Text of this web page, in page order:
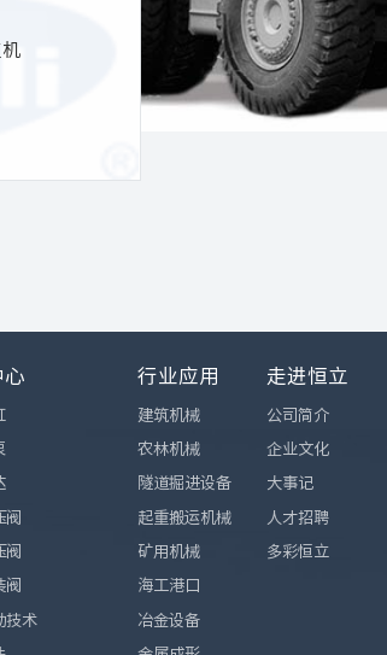
心
阀
阀
阀
技术
行业应用
建筑机械
农林机械
隧道掘进设备
起重搬运机械
矿用机械
海工港口
冶金设备
走进恒立
公司简介
企业文化
大事记
人才招聘
多彩恒立